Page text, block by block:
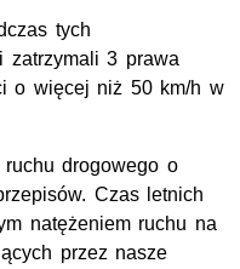
tych
zatrzymali 3 prawa
o więcej niż 50 km/h w
drogowego o
Czas letnich
natężeniem ruchu na
przez nasze